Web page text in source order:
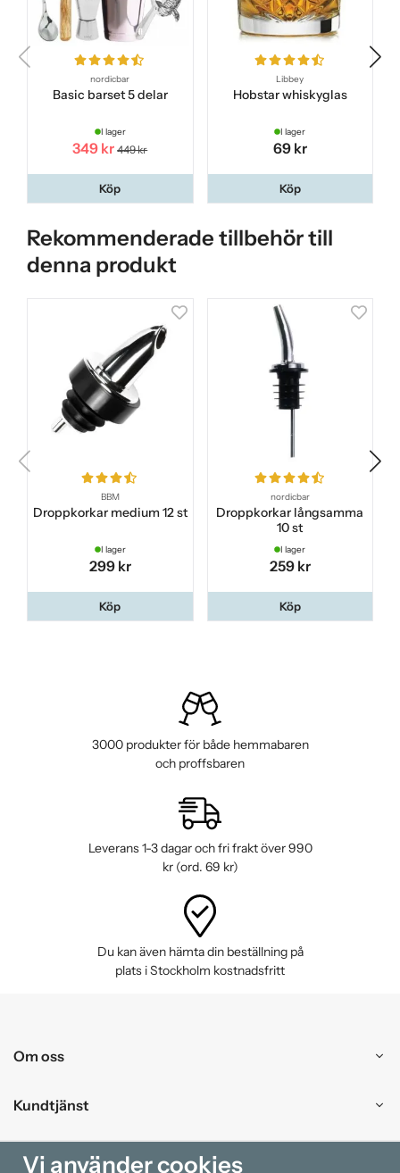
nordicbar
Basic barset 5 delar
I lager
349 kr 449 kr
Köp
Libbey
Hobstar whiskyglas
I lager
69 kr
Köp
Rekommenderade tillbehör till
denna produkt
BBM
Droppkorkar medium 12 st
I lager
299 kr
Köp
nordicbar
Droppkorkar långsamma
10 st
I lager
259 kr
Köp
3000 produkter för både hemmabaren
och proffsbaren
Leverans 1-3 dagar och fri frakt över 990
kr (ord. 69 kr)
Du kan även hämta din beställning på
plats i Stockholm kostnadsfritt
Om oss
Kundtjänst
Handla
Vi använder cookies